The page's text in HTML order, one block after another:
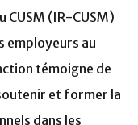
CUSM (IR-CUSM)
employeurs au
témoigne de
et former la
dans les